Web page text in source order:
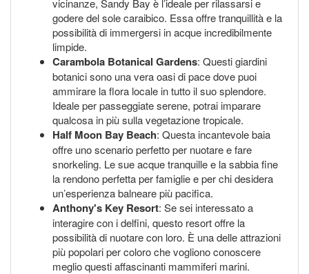
vicinanze, Sandy Bay è l’ideale per rilassarsi e
godere del sole caraibico. Essa offre tranquillità e la
possibilità di immergersi in acque incredibilmente
limpide.
Carambola Botanical Gardens: Questi giardini
botanici sono una vera oasi di pace dove puoi
ammirare la flora locale in tutto il suo splendore.
Ideale per passeggiate serene, potrai imparare
qualcosa in più sulla vegetazione tropicale.
Half Moon Bay Beach: Questa incantevole baia
offre uno scenario perfetto per nuotare e fare
snorkeling. Le sue acque tranquille e la sabbia fine
la rendono perfetta per famiglie e per chi desidera
un’esperienza balneare più pacifica.
Anthony's Key Resort: Se sei interessato a
interagire con i delfini, questo resort offre la
possibilità di nuotare con loro. È una delle attrazioni
più popolari per coloro che vogliono conoscere
meglio questi affascinanti mammiferi marini.